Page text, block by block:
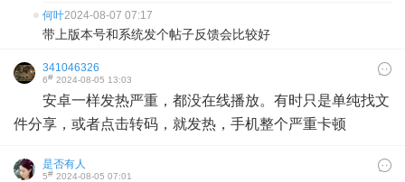
何叶2024-08-07 07:17
带上版本号和系统发个帖子反馈会比较好
341046326
6# 2024-08-05 13:03
安卓一样发热严重，都没在线播放。有时只是单纯找文
件分享，或者点击转码，就发热，手机整个严重卡顿
是否有人
5# 2024-08-05 07:01